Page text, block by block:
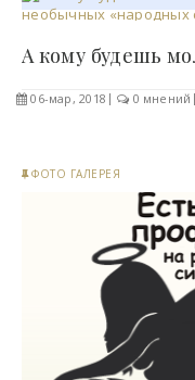
06-мар, 2018 0 мнений
ФОТО ГАЛЕРЕЯ